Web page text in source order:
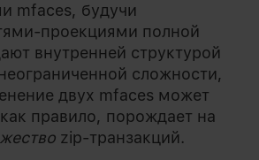
mfaces, будучи
проекциями полной
внутренней структурой
сложности,
двух mfaces может
правило, порождает на
zip-транзакций.